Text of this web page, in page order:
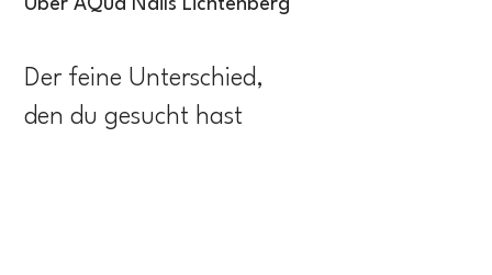
Über AQua Nails Lichtenberg
Der feine Unterschied,
den du gesucht hast